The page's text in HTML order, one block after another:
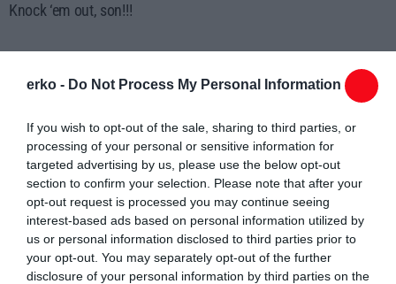
erko - Do Not Process My Personal Information
If you wish to opt-out of the sale, sharing to third parties, or
processing of your personal or sensitive information for
targeted advertising by us, please use the below opt-out
section to confirm your selection. Please note that after your
opt-out request is processed you may continue seeing
interest-based ads based on personal information utilized by
us or personal information disclosed to third parties prior to
your opt-out. You may separately opt-out of the further
disclosure of your personal information by third parties on the
Knock ‘em out, son!!!
Συντάχθηκε από:ERKO
email